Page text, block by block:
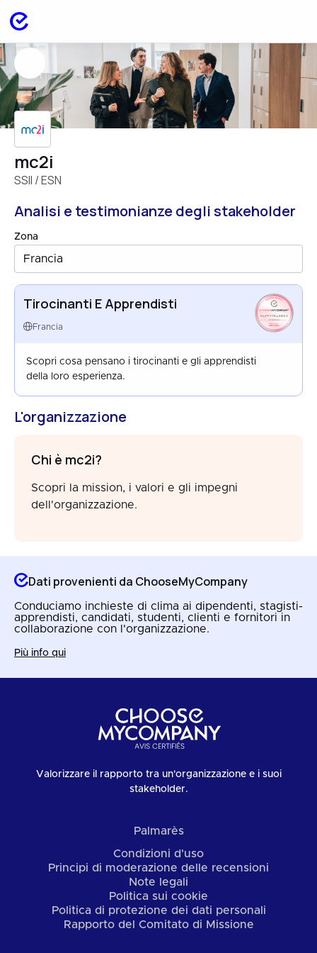
mc2i
SSII / ESN
Analisi e testimonianze degli stakeholder
Zona
Francia
Tirocinanti E Apprendisti
Francia
HAPPYTRAINEES
FRANCE
AUG 2025
Scopri cosa pensano i tirocinanti e gli apprendisti
della loro esperienza.
L'organizzazione
Chi è mc2i?
Scopri la mission, i valori e gli impegni
dell'organizzazione.
Dati provenienti da ChooseMyCompany
Conduciamo inchieste di clima ai dipendenti, stagisti-
apprendisti, candidati, studenti, clienti e fornitori in
collaborazione con l'organizzazione.
Più info qui
Valorizzare il rapporto tra un'organizzazione e i suoi
stakeholder.
Palmarès
Condizioni d'uso
Principi di moderazione delle recensioni
Note legali
Politica sui cookie
Politica di protezione dei dati personali
Rapporto del Comitato di Missione